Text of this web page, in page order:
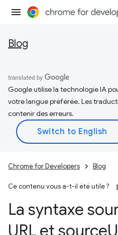
Blog
Google utilise la technologie IA
votre langue préférée. Les
contenir des erreurs.
Chrome for Developers Blog
Ce contenu vous a-t-il été utile ?
La syntaxe
URL et source